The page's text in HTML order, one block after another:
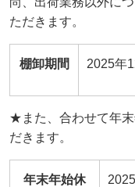
ただきます。
棚卸期間 2025年
★また、合わせて年
だきます。
年末年始休